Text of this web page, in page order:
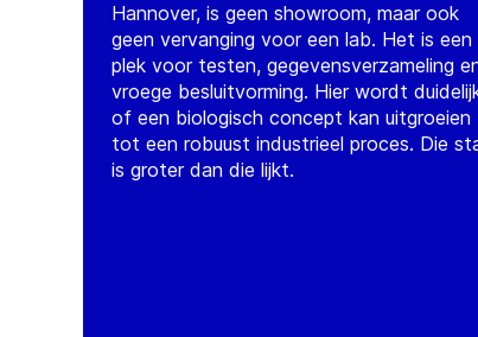
Hannover, is geen showroom, maar ook
geen vervanging voor een lab. Het is een
plek voor testen, gegevensverzameling
vroege besluitvorming. Hier wordt
of een biologisch concept kan uitgroeien
tot een robuust industrieel proces. Die
is groter dan die lijkt.